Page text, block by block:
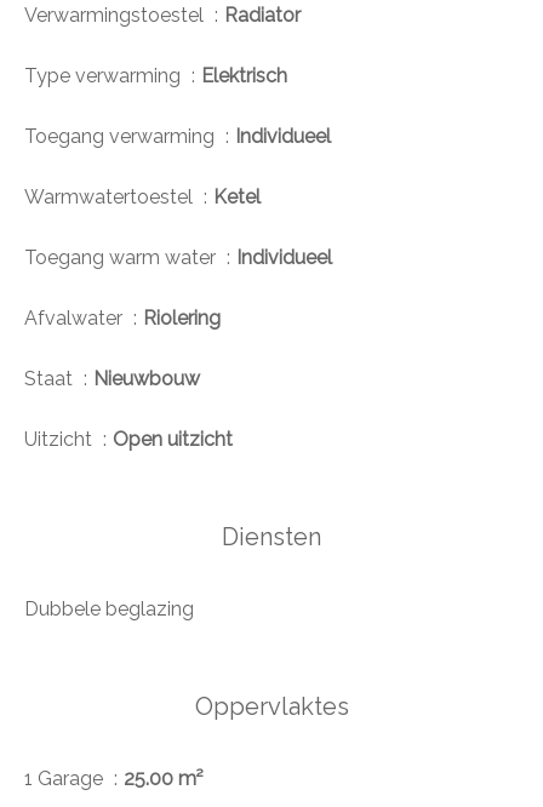
Verwarmingstoestel Radiator
Type verwarming Elektrisch
Toegang verwarming Individueel
Warmwatertoestel Ketel
Toegang warm water Individueel
Afvalwater Riolering
Staat Nieuwbouw
Uitzicht Open uitzicht
Diensten
Dubbele beglazing
Oppervlaktes
1 Garage 25.00 m²